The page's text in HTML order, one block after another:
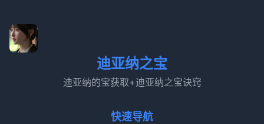
迪亚纳之宝
迪亚纳的宝获取+迪亚纳之宝诀窍
快速导航